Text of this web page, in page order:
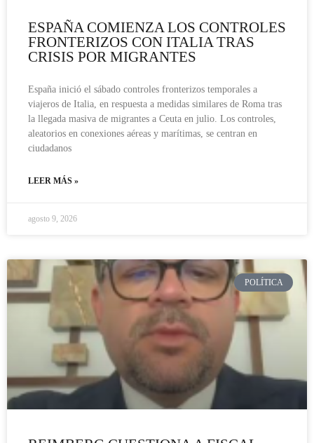
ESPAÑA COMIENZA LOS CONTROLES
FRONTERIZOS CON ITALIA TRAS
CRISIS POR MIGRANTES
España inició el sábado controles fronterizos temporales a
viajeros de Italia, en respuesta a medidas similares de Roma tras
la llegada masiva de migrantes a Ceuta en julio. Los controles,
aleatorios en conexiones aéreas y marítimas, se centran en
ciudadanos
LEER MÁS »
agosto 9, 2026
POLÍTICA